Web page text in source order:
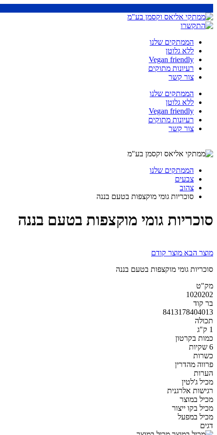
הממתקים שלנו
ללא גלוטן
Vegan friendly
רעיונות מתוקים
צור קשר
הממתקים שלנו
ללא גלוטן
Vegan friendly
רעיונות מתוקים
צור קשר
הממתקים שלנו
צבעים
צהוב
סוכריות גומי מוקצפות בטעם בננה
סוכריות גומי מוקצפות בטעם בננה
מוצר הבא מוצר קודם
סוכריות גומי מוקצפות בטעם בננה
מק"ט
1020202
בר קוד
8413178404013
תכולה
1 ק"ג
כמות בקרטון
6 שקיות
כשרות
פרווה מהדרין
הערות
מכיל ג'לטין
רגישות אלרגנית
מכיל במוצר
מכיל בקו ייצור
מכיל במפעל
דגים